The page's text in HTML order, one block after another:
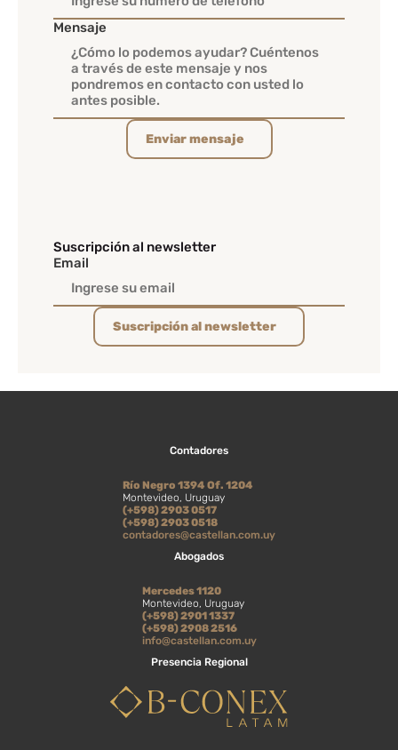
Mensaje
Enviar mensaje
Suscripción al newsletter
Email
Suscripción al newsletter
Presencia Regional
Abogados
Mercedes 1120
Montevideo, Uruguay
(+598) 2901 1337
(+598) 2908 2516
info@castellan.com.uy
Contadores
Río Negro 1394 Of. 1204
Montevideo, Uruguay
(+598) 2903 0517
(+598) 2903 0518
contadores@castellan.com.uy